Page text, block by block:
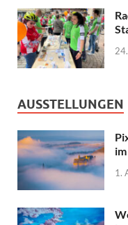
AUSSTELLUNGEN
1.